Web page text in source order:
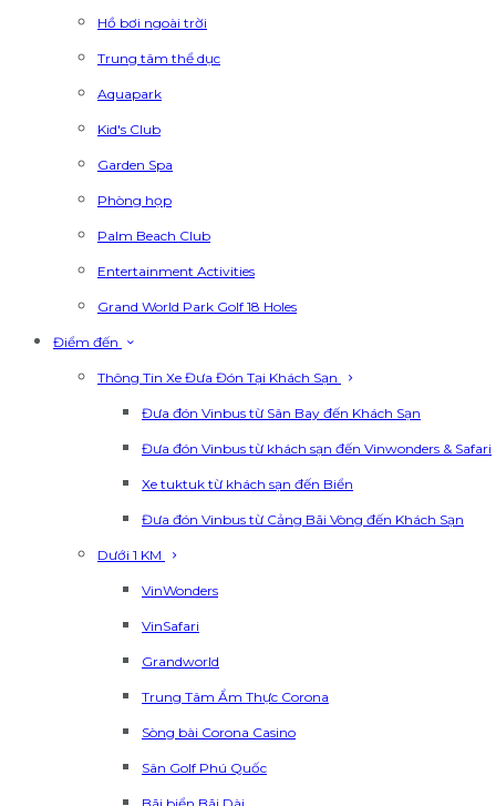
Hồ bơi ngoài trời
Trung tâm thể dục
Aquapark
Kid's Club
Garden Spa
Phòng họp
Palm Beach Club
Entertainment Activities
Grand World Park Golf 18 Holes
Điểm đến
Thông Tin Xe Đưa Đón Tại Khách Sạn
Đưa đón Vinbus từ Sân Bay đến Khách Sạn
Đưa đón Vinbus từ khách sạn đến Vinwonders & Safari
Xe tuktuk từ khách sạn đến Biển
Đưa đón Vinbus từ Cảng Bãi Vòng đến Khách Sạn
Dưới 1 KM
VinWonders
VinSafari
Grandworld
Trung Tâm Ẩm Thực Corona
Sòng bài Corona Casino
Sân Golf Phú Quốc